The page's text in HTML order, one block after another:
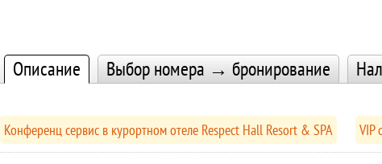
Описание Выбор номера → бронирование
Конференц сервис в курортном отеле Respect Hall Resort & SPA VIP